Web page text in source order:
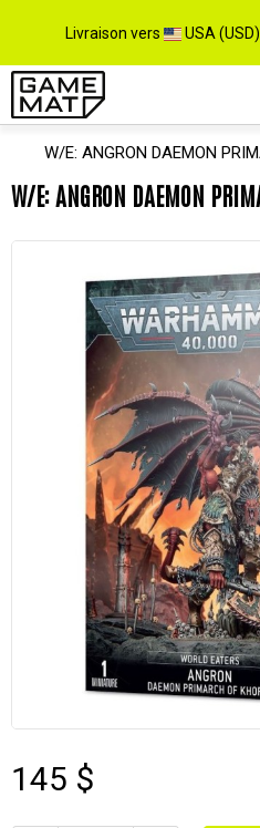
Livraison vers USA (USD)
W/E: ANGRON DAEMON
W/E: ANGRON DAEMON
145 $